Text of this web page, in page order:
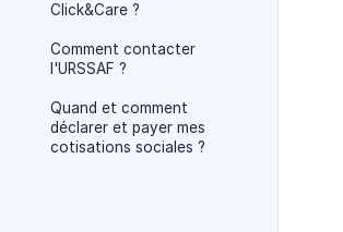
Click&Care ?
Comment contacter
l'URSSAF ?
Quand et comment
déclarer et payer mes
cotisations sociales ?